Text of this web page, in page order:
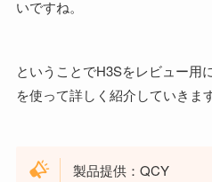
いですね。
ということでH3Sをレビュー用
を使って詳しく紹介していきます
製品提供：QCY